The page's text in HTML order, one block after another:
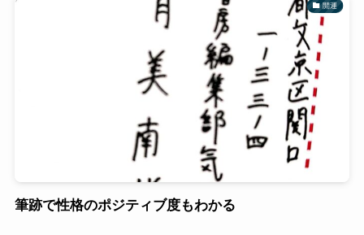
開運
筆跡で性格のポジティブ度もわかる